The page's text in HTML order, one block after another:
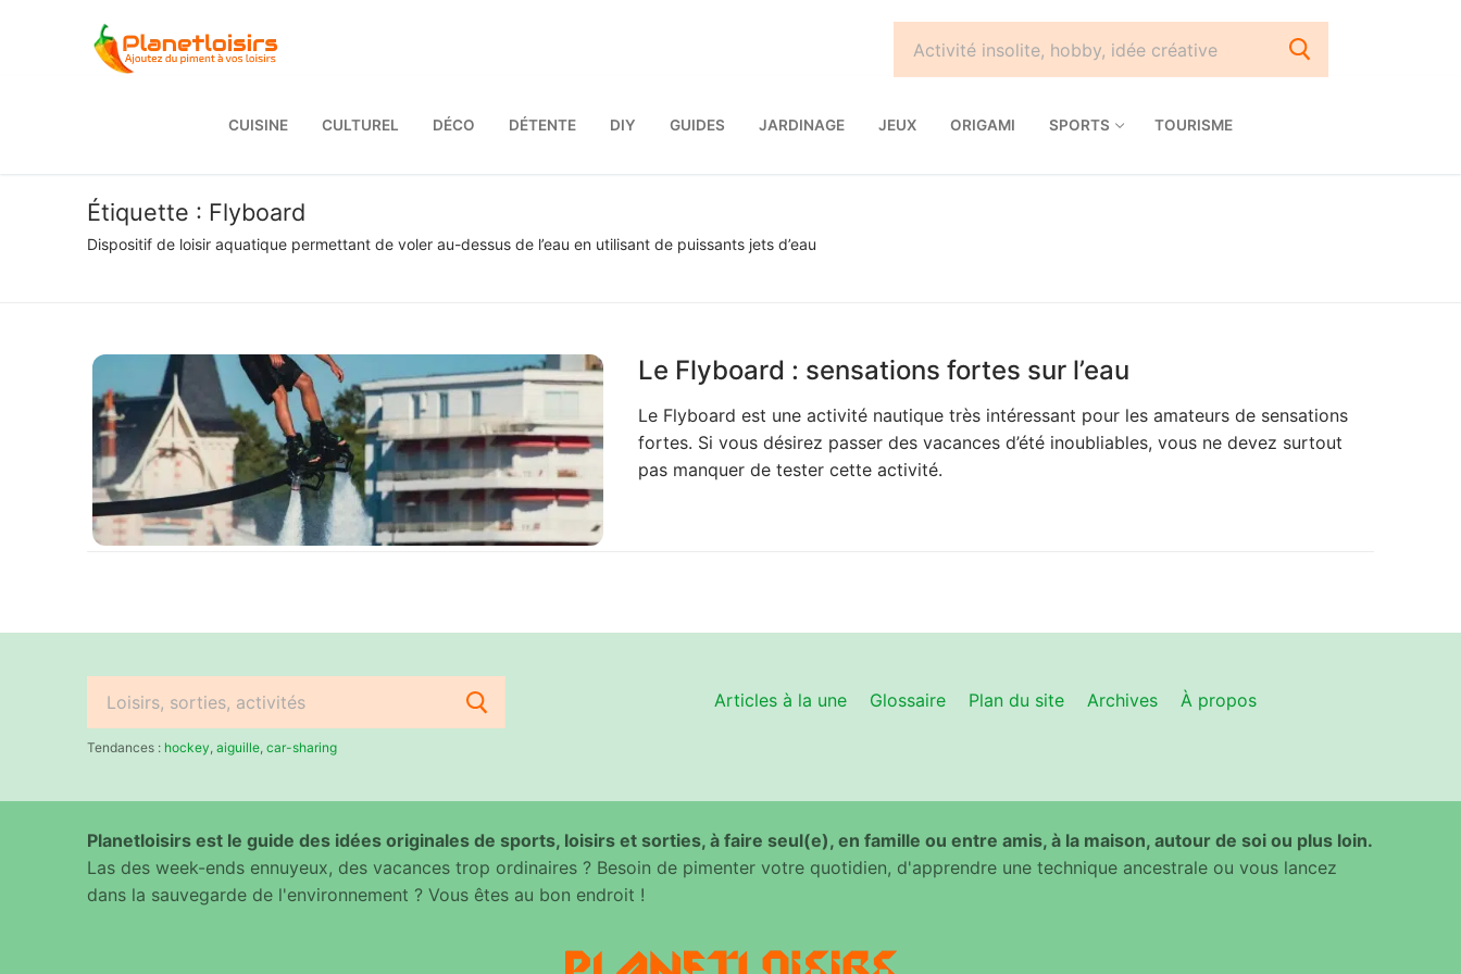
CUISINE CULTUREL DÉCO DÉTENTE DIY GUIDES JARDINAGE JEUX ORIGAMI SPORTS TOURISME
Étiquette : Flyboard
Dispositif de loisir aquatique permettant de voler au-dessus de l’eau en utilisant de puissants jets d’eau
Le Flyboard : sensations fortes sur l’eau
Le Flyboard est une activité nautique très intéressant pour les amateurs de sensations
fortes. Si vous désirez passer des vacances d’été inoubliables, vous ne devez surtout
pas manquer de tester cette activité.
Rechercher
:Tendances : hockey aiguille car-sharing
Articles à la une Glossaire Plan du site Archives À propos
Planetloisirs est le guide des idées originales de sports, loisirs et sorties, à faire seul(e), en famille ou entre amis, à la maison, autour de soi ou plus loin.
Las des week-ends ennuyeux, des vacances trop ordinaires ? Besoin de pimenter votre quotidien, d'apprendre une technique ancestrale ou vous lancez
dans la sauvegarde de l'environnement ? Vous êtes au bon endroit !